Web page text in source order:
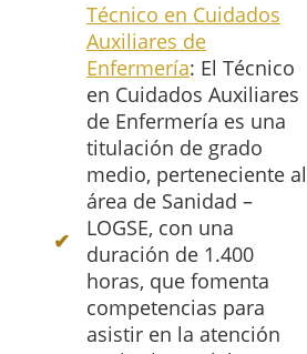
Técnico en Cuidados
Auxiliares de
Enfermería: El Técnico
en Cuidados Auxiliares
de Enfermería es una
titulación de grado
medio, perteneciente al
área de Sanidad –
LOGSE, con una
duración de 1.400
horas, que fomenta
competencias para
asistir en la atención